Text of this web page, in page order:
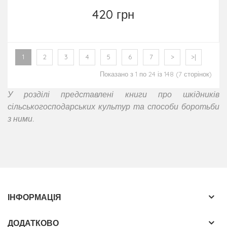
420 грн
1 2 3 4 5 6 7 > >|
Показано з 1 по 24 із 148 (7 сторінок)
У розділі представлені книги про шкідників
сільськогосподарських культур та способи боротьби
з ними.
ІНФОРМАЦІЯ
ДОДАТКОВО